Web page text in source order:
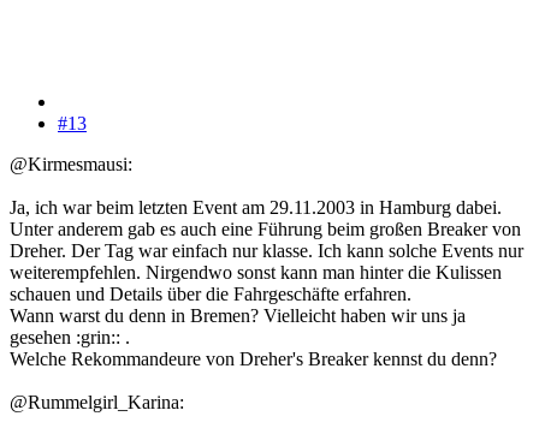
#13
@Kirmesmausi:
Ja, ich war beim letzten Event am 29.11.2003 in Hamburg dabei.
Unter anderem gab es auch eine Führung beim großen Breaker von
Dreher. Der Tag war einfach nur klasse. Ich kann solche Events nur
weiterempfehlen. Nirgendwo sonst kann man hinter die Kulissen
schauen und Details über die Fahrgeschäfte erfahren.
Wann warst du denn in Bremen? Vielleicht haben wir uns ja
gesehen :grin:: .
Welche Rekommandeure von Dreher's Breaker kennst du denn?
@Rummelgirl_Karina: